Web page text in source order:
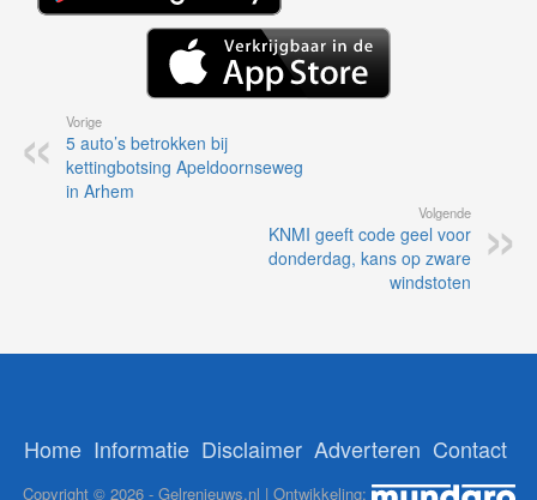
Vorige
5 auto’s betrokken bij
kettingbotsing Apeldoornseweg
in Arhem
Volgende
KNMI geeft code geel voor
donderdag, kans op zware
windstoten
Home Informatie Disclaimer Adverteren Contact
Copyright © 2026 - Gelrenieuws.nl | Ontwikkeling: